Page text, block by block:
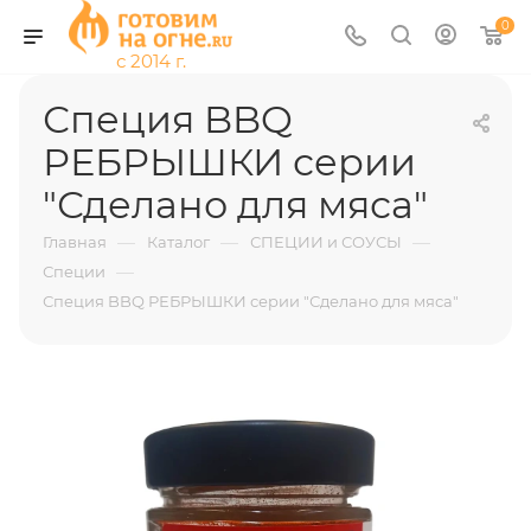
0
Специя BBQ
РЕБРЫШКИ серии
"Сделано для мяса"
Главная — Каталог — СПЕЦИИ и СОУСЫ —
Специи —
Специя BBQ РЕБРЫШКИ серии "Сделано для мяса"